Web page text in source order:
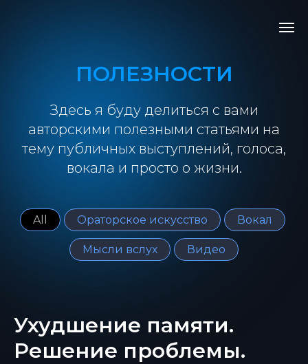
ПОЛЕЗНОСТИ
Здесь я буду делиться с вами
авторскими полезными статьями на
тему публичных выступлений, голоса,
вокала и просто о жизни.
All Ораторское искусство Вокал
Мысли вслух Видео
Ухудшение памяти.
Решение проблемы.